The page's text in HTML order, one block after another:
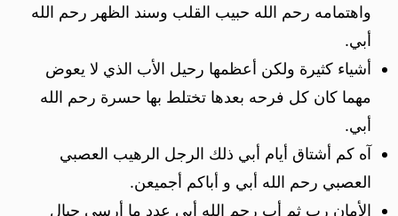
واهتمامه رحم الله حبيب القلب وسند الظهر رحم الله
أبي.
أشياء كثيرة ولكن أعظمها رحيل الأب الذي لا يعوض
مهما كان كل فرحه بعدها تختلط بها حسرة رحم الله
أبي.
آه كم أشتاق أيام أبي ذلك الرجل الرهيب العصبي
العصبي رحم الله أبي و أباكم أجميعن.
الأمان رب ثم أب رحم الله أبي عدد ما أرسى جبال